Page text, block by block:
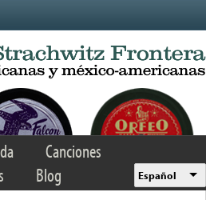
Canciones
Blog Español